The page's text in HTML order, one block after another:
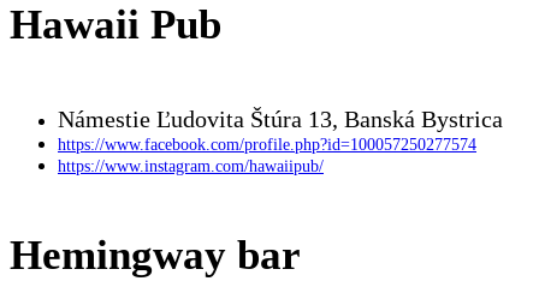
Hawaii Pub
Námestie Ľudovita Štúra 13, Banská Bystrica
https://www.facebook.com/profile.php?id=100057250277574
https://www.instagram.com/hawaiipub/
Hemingway bar